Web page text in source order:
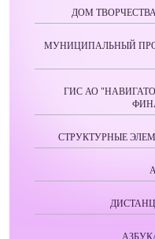
ДОМ
МУНИЦИПАЛЬНЫЙ
ГИС АО
СТРУКТУРНЫЕ